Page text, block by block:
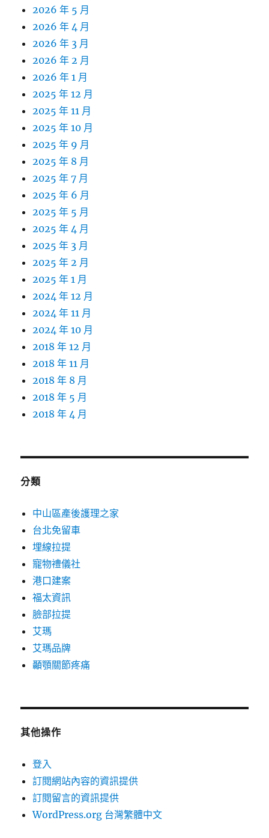
2026 年 5 月
2026 年 4 月
2026 年 3 月
2026 年 2 月
2026 年 1 月
2025 年 12 月
2025 年 11 月
2025 年 10 月
2025 年 9 月
2025 年 8 月
2025 年 7 月
2025 年 6 月
2025 年 5 月
2025 年 4 月
2025 年 3 月
2025 年 2 月
2025 年 1 月
2024 年 12 月
2024 年 11 月
2024 年 10 月
2018 年 12 月
2018 年 11 月
2018 年 8 月
2018 年 5 月
2018 年 4 月
分類
中山區產後護理之家
台北免留車
埋線拉提
寵物禮儀社
港口建案
福太資訊
臉部拉提
艾瑪
艾瑪品牌
顳顎關節疼痛
其他操作
登入
訂閱網站內容的資訊提供
訂閱留言的資訊提供
WordPress.org 台灣繁體中文